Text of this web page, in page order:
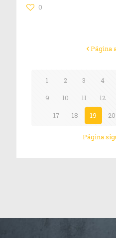
0
Página
1 2 3 4
9
10 11 12
17
18 19 20
Página